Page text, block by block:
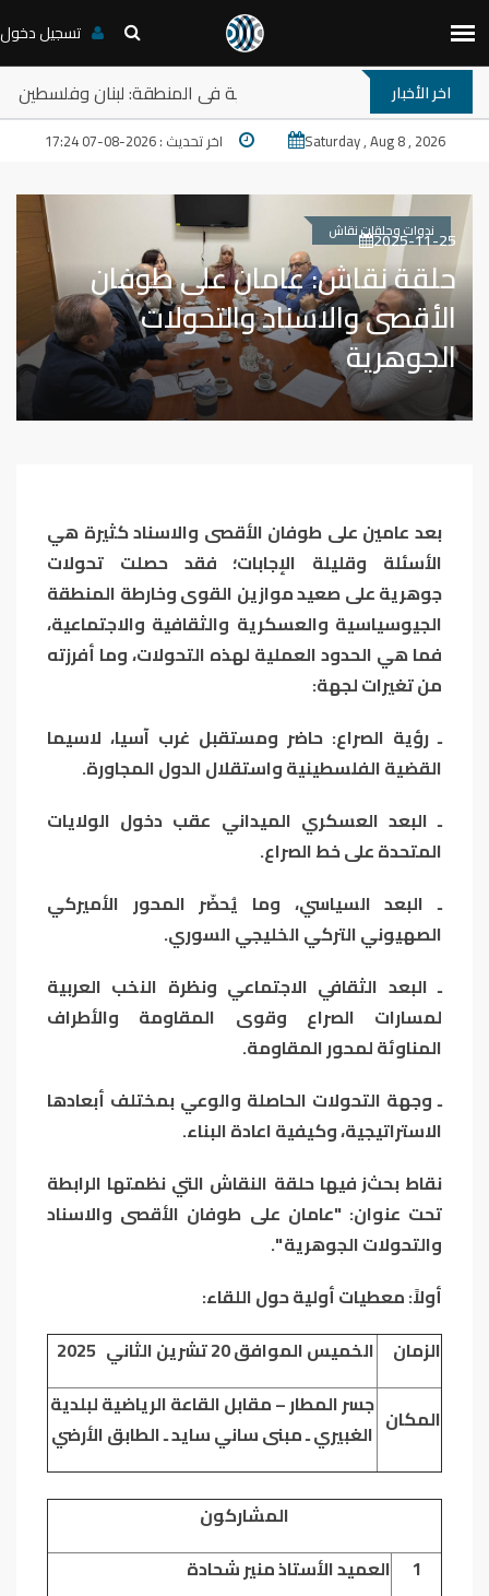
تسجيل دخول
اخر الأخبار
حلقة نقاش: ترامب والمخارج المستعصية في المنطقة: لبنان
Saturday , Aug 8 , 2026 اخر تحديث : 2026-08-07 17:24
ندوات وحلقات نقاش
2025-11-25
حلقة نقاش: عامان على طوفان
الأقصى والاسناد والتحولات
الجوهرية
بعد عامين على طوفان الأقصى والاسناد كثيرة هي
الأسئلة وقليلة الإجابات؛ فقد حصلت تحولات
جوهرية على صعيد موازين القوى وخارطة المنطقة
الجيوسياسية والعسكرية والثقافية والاجتماعية،
فما هي الحدود العملية لهذه التحولات، وما أفرزته
من تغيرات لجهة:
ـ رؤية الصراع: حاضر ومستقبل غرب آسيا، لاسيما
القضية الفلسطينية واستقلال الدول المجاورة.
ـ البعد العسكري الميداني عقب دخول الولايات
المتحدة على خط الصراع.
ـ البعد السياسي، وما يُحضّر المحور الأميركي
الصهيوني التركي الخليجي السوري.
ـ البعد الثقافي الاجتماعي ونظرة النخب العربية
لمسارات الصراع وقوى المقاومة والأطراف
المناوئة لمحور المقاومة.
ـ وجهة التحولات الحاصلة والوعي بمختلف أبعادها
الاستراتيجية، وكيفية اعادة البناء.
نقاط بحثjفيها حلقة النقاش التي نظمتها الرابطة
تحت عنوان: "عامان على طوفان الأقصى والاسناد
والتحولات الجوهرية ".
أولاً: معطيات أولية حول اللقاء:
الزمان
الخميس الموافق 20 تشرين الثاني 2025
المكان جسر المطار – مقابل القاعة الرياضية لبلدية
الغبيري ـ مبنى ساني سايد ـ الطابق الأرضي
المشاركون
1
العميد الأستاذ منير شحادة